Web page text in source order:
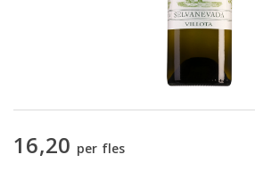
16,20 per fles